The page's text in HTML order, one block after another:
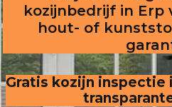
kozijnbedrijf in Erp
hout- of
Gratis kozijn inspectie